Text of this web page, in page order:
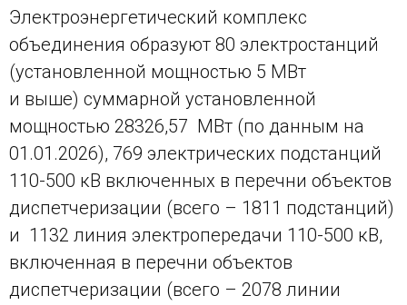
Электроэнергетический комплекс
объединения образуют 80 электростанций
(установленной мощностью 5 МВт
и выше) суммарной установленной
мощностью 28326,57 МВт (по данным на
01.01.2026), 769 электрических подстанций
110-500 кВ включенных в перечни объектов
диспетчеризации (всего – 1811 подстанций)
и 1132 линия электропередачи 110-500 кВ,
включенная в перечни объектов
диспетчеризации (всего – 2078 линии